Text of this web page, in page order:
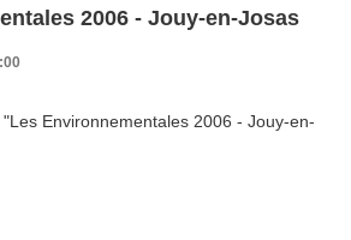
2006 - Jouy-en-Josas